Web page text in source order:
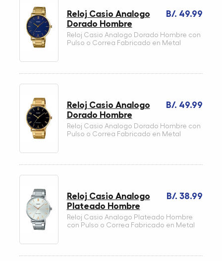
B/. 49.99
Reloj Casio Analogo
Dorado Hombre
Reloj Casio Analogo Dorado Hombre con
Pulso o Correa Fabricado en Metal
B/. 49.99
Reloj Casio Analogo
Dorado Hombre
Reloj Casio Analogo Dorado Hombre con
Pulso o Correa Fabricado en Metal
B/. 38.99
Reloj Casio Analogo
Plateado Hombre
Reloj Casio Analogo Plateado Hombre
con Pulso o Correa Fabricado en Metal